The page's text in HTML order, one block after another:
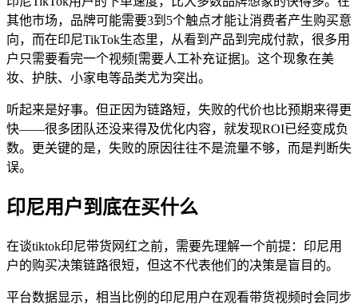
其他市场，品牌可能需要3到5个触点才能让消费者产生购买意
向，而在印尼TikTok生态里，从看到产品到完成付款，很多用
户只需要看完一个视频[需要人工补充证据]。这个现象在美
妆、护肤、小家电等品类尤为突出。
听起来是好事。但正因为链路短，失败的代价也比预期来得更
快——很多团队还没来得及优化内容，就发现ROI已经变成负
数。更关键的是，失败的原因往往不是流量不够，而是判断失
误。
印尼用户到底在买什么
在谈tiktok印尼带货网红之前，需要先理解一个前提：印尼用
户的购买决策链路很短，但这不代表他们的决策是盲目的。
平台数据显示，相当比例的印尼用户在观看带货视频时会同步